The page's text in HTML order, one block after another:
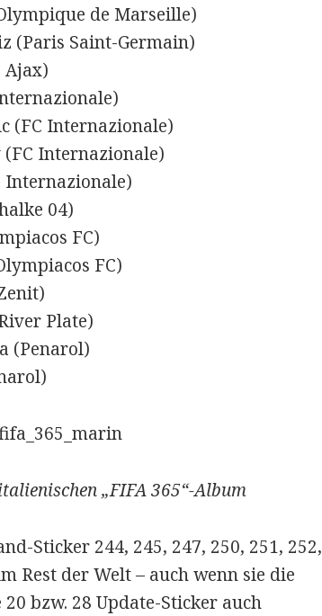
de Marseille)
(Paris Saint-Germain)
Ajax)
(FC Internazionale)
Internazionale)
Internazionale)
04)
FC)
FC)
Plate)
(Penarol)
„FIFA 365“-Album
Sticker 244, 245, 247, 250, 251, 252,
Rest der Welt – auch wenn sie die
bzw. 28 Update-Sticker auch